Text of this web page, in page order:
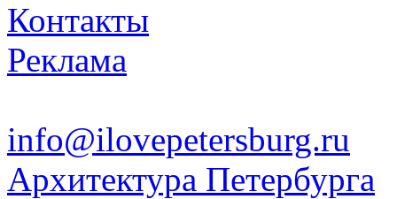
Контакты
Реклама
info@ilovepetersburg.ru
Архитектура Петербурга